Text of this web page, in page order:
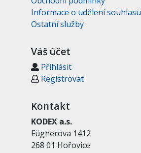
Informace o udělení souhlasu
Ostatní služby
Váš účet
Přihlásit
Registrovat
Kontakt
KODEX a.s.
Fügnerova 1412
268 01 Hořovice